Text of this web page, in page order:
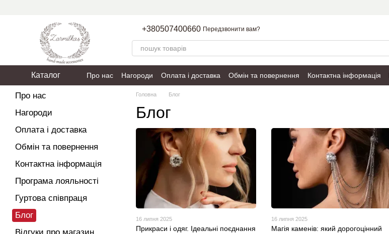
+380507400660 Передзвонити вам?
Каталог Про нас Нагороди Оплата і доставка Обмін та повернення Контактна інформація
Пакування
Політика конфіденційності Публічний договір
Головна Блог
Блог
16 липня 2025
Прикраси і одяг. Ідеальні поєднання
16 липня 2025
Магія каменів: який дорогоцінний
Про нас
Нагороди
Оплата і доставка
Обмін та повернення
Контактна інформація
Програма лояльності
Гуртова співпраця
Блог